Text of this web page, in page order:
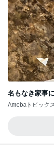
名もなき家事
Amebaトピック